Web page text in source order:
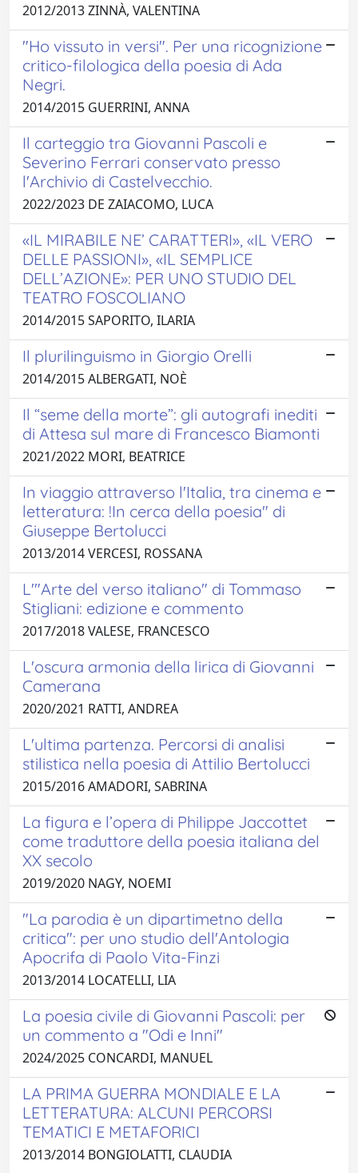
2012/2013 ZINNÀ, VALENTINA
"Ho vissuto in versi". Per una ricognizione
critico-filologica della poesia di Ada
Negri.
2014/2015 GUERRINI, ANNA
Il carteggio tra Giovanni Pascoli e
Severino Ferrari conservato presso
l'Archivio di Castelvecchio.
2022/2023 DE ZAIACOMO, LUCA
«IL MIRABILE NE’ CARATTERI», «IL VERO
DELLE PASSIONI», «IL SEMPLICE
DELL’AZIONE»: PER UNO STUDIO DEL
TEATRO FOSCOLIANO
2014/2015 SAPORITO, ILARIA
Il plurilinguismo in Giorgio Orelli
2014/2015 ALBERGATI, NOÈ
Il “seme della morte”: gli autografi inediti
di Attesa sul mare di Francesco Biamonti
2021/2022 MORI, BEATRICE
In viaggio attraverso l'Italia, tra cinema e
letteratura: !In cerca della poesia" di
Giuseppe Bertolucci
2013/2014 VERCESI, ROSSANA
L'"Arte del verso italiano" di Tommaso
Stigliani: edizione e commento
2017/2018 VALESE, FRANCESCO
L'oscura armonia della lirica di Giovanni
Camerana
2020/2021 RATTI, ANDREA
L'ultima partenza. Percorsi di analisi
stilistica nella poesia di Attilio Bertolucci
2015/2016 AMADORI, SABRINA
La figura e l’opera di Philippe Jaccottet
come traduttore della poesia italiana del
XX secolo
2019/2020 NAGY, NOEMI
"La parodia è un dipartimetno della
critica": per uno studio dell'Antologia
Apocrifa di Paolo Vita-Finzi
2013/2014 LOCATELLI, LIA
La poesia civile di Giovanni Pascoli: per
un commento a "Odi e Inni"
2024/2025 CONCARDI, MANUEL
LA PRIMA GUERRA MONDIALE E LA
LETTERATURA: ALCUNI PERCORSI
TEMATICI E METAFORICI
2013/2014 BONGIOLATTI, CLAUDIA